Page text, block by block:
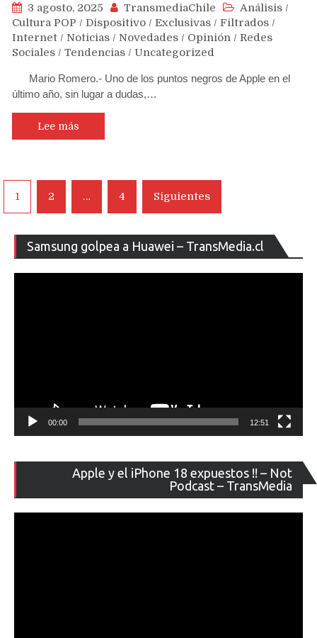
3 agosto, 2025 TransmediaChile Análisis /
Cultura POP / Dispositivo / Exclusivas / Filtrados /
Internet / Noticias / Novedades / Opinión / Redes
Sociales / Tendencias / Uncategorized
Mario Romero.- Uno de los puntos negros de Apple en el
último año, sin lugar a dudas,…
Lee más
Navegación
de
entradas
1 2 … 4 Siguientes
Samsung golpea a Huawei – TransMedia.cl
de
00:00 12:51
Apple y el iPhone 18 expuestos !! – Not
Podcast – TransMedia
de